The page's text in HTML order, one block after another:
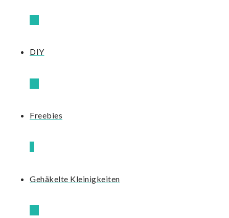
DIY
Freebies
Gehäkelte Kleinigkeiten